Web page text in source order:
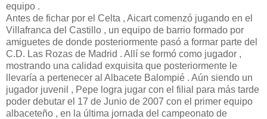
equipo .
Antes de fichar por el Celta , Aicart comenzó jugando en el
Villafranca del Castillo , un equipo de barrio formado por
amiguetes de donde posteriormente pasó a formar parte del
C.D. Las Rozas de Madrid . Allí se formó como jugador ,
mostrando una calidad exquisita que posteriormente le
llevaría a pertenecer al Albacete Balompié . Aún siendo un
jugador juvenil , Pepe logra jugar con el filial para más tarde
poder debutar el 17 de Junio de 2007 con el primer equipo
albaceteño , en la última jornada del campeonato de